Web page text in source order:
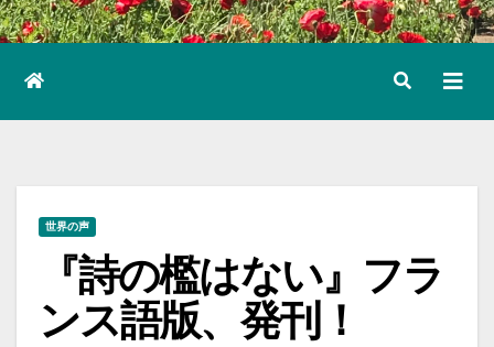
世界の声
『詩の檻はない』フラ
ンス語版、発刊！